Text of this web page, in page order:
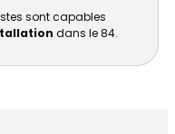
sont capables
dans le 84.